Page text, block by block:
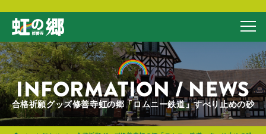
INFORMATION / NEWS
合格祈願グッズ修善寺虹の郷「ロムニー鉄道」すべり止めの砂